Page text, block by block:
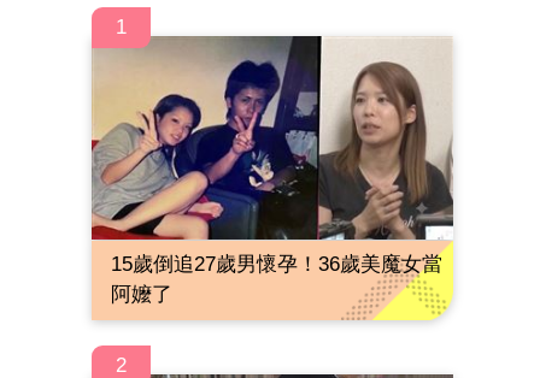
1
15歲倒追27歲男懷孕！36歲美魔女當
阿嬤了
2